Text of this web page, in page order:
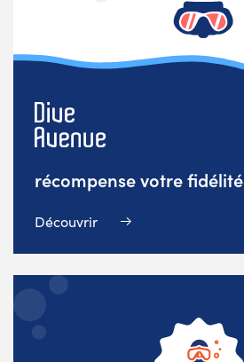
récompense votre fidélité
Découvrir